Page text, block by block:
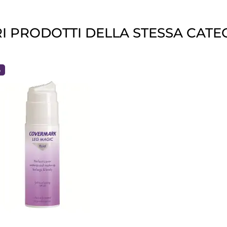
PRODOTTI DELLA STESSA
ANTEPRIMA